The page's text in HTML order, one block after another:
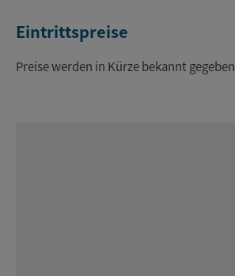
Eintrittspreise
Preise werden in Kürze bekannt gegeben